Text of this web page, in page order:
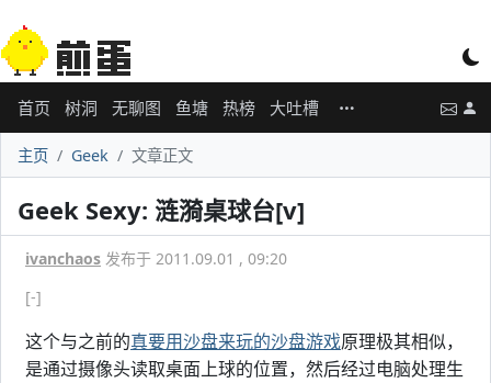
首页 树洞 无聊图 鱼塘 热榜 大吐槽
主页 Geek 文章正文
Geek Sexy: 涟漪桌球台[v]
ivanchaos 发布于 2011.09.01 , 09:20
[-]
这个与之前的真要用沙盘来玩的沙盘游戏原理极其相似，
是通过摄像头读取桌面上球的位置，然后经过电脑处理生